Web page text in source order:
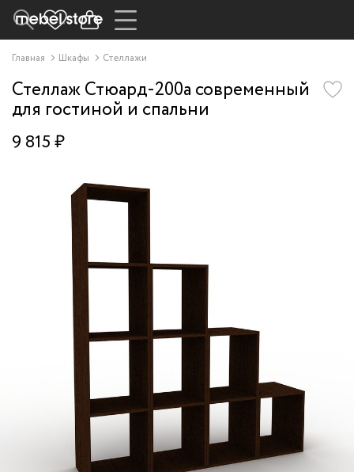
Главная Шкафы Стеллажи
Стеллаж Стюард-200a современный
для гостиной и спальни
9 815 ₽